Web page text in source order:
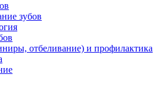
зубов
отбеливание) и профилактика